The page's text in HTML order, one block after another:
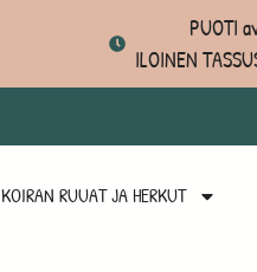
PUOTI
ILOINEN
KOIRAN RUUAT JA HERKUT